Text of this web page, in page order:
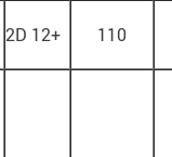
2D 12+ 110